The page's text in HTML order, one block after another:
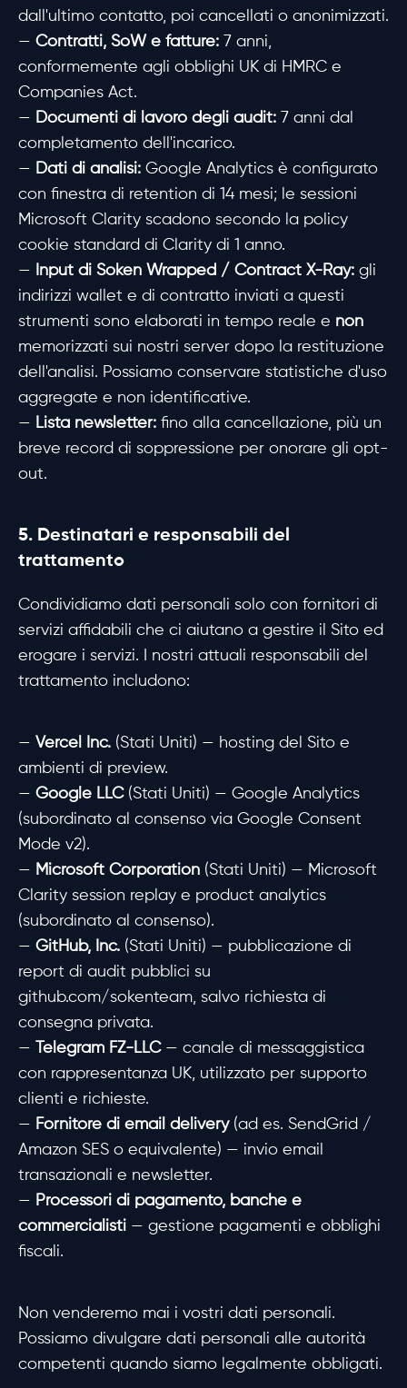
dall'ultimo contatto, poi cancellati o anonimizzati.
— Contratti, SoW e fatture: 7 anni,
conformemente agli obblighi UK di HMRC e
Companies Act.
— Documenti di lavoro degli audit: 7 anni dal
completamento dell'incarico.
— Dati di analisi: Google Analytics è configurato
con finestra di retention di 14 mesi; le sessioni
Microsoft Clarity scadono secondo la policy
cookie standard di Clarity di 1 anno.
—
Input di Soken Wrapped / Contract X-Ray: gli
indirizzi wallet e di contratto inviati a questi
strumenti sono elaborati in tempo reale e non
memorizzati sui nostri server dopo la restituzione
dell'analisi. Possiamo conservare statistiche d'uso
aggregate e non identificative.
— Lista newsletter: fino alla cancellazione, più un
breve record di soppressione per onorare gli opt-
out.
5. Destinatari e responsabili del
trattamento
Condividiamo dati personali solo con fornitori di
servizi affidabili che ci aiutano a gestire il Sito ed
erogare i servizi. I nostri attuali responsabili del
trattamento includono:
— Vercel Inc. (Stati Uniti) — hosting del Sito e
ambienti di preview.
— Google LLC(Stati Uniti) — Google Analytics
(subordinato al consenso via Google Consent
Mode v2).
— Microsoft Corporation (Stati Uniti) — Microsoft
Clarity session replay e product analytics
(subordinato al consenso).
— GitHub, Inc. (Stati Uniti) — pubblicazione di
report di audit pubblici su
github.com/sokenteam, salvo richiesta di
consegna privata.
—
Telegram FZ-LLC— canale di messaggistica
con rappresentanza UK, utilizzato per supporto
clienti e richieste.
— Fornitore di email delivery(ad es. SendGrid /
Amazon SES o equivalente) — invio email
transazionali e newsletter.
— Processori di pagamento, banche e
commercialisti — gestione pagamenti e obblighi
fiscali.
Non venderemo mai i vostri dati personali.
Possiamo divulgare dati personali alle autorità
competenti quando siamo legalmente obbligati.